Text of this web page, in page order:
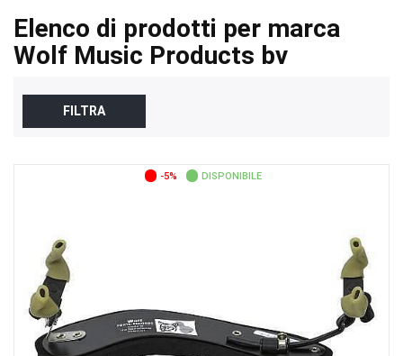
Elenco di prodotti per marca
Wolf Music Products bv
FILTRA
-5% DISPONIBILE